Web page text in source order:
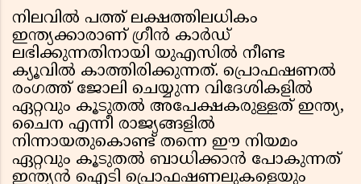
നിലവിൽ പത്ത് ലക്ഷത്തിലധികം
ഇന്ത്യക്കാരാണ് ഗ്രീൻ കാർഡ്
ലഭിക്കുന്നതിനായി യുഎസിൽ നീണ്ട
ക്യൂവിൽ കാത്തിരിക്കുന്നത്. പ്രൊഫഷണൽ
രംഗത്ത് ജോലി ചെയ്യുന്ന വിദേശികളിൽ
ഏറ്റവും കൂടുതൽ അപേക്ഷകരുള്ളത് ഇന്ത്യ,
ചൈന എന്നീ രാജ്യങ്ങളിൽ
നിന്നായതുകൊണ്ട് തന്നെ ഈ നിയമം
ഏറ്റവും കൂടുതൽ ബാധിക്കാൻ പോകുന്നത്
ഇന്ത്യൻ ഐടി പ്രൊഫഷണലുകളെയും